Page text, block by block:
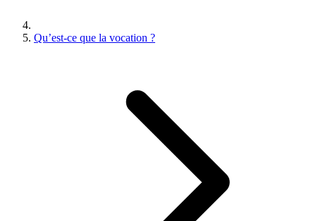
Qu’est-ce que la vocation ?